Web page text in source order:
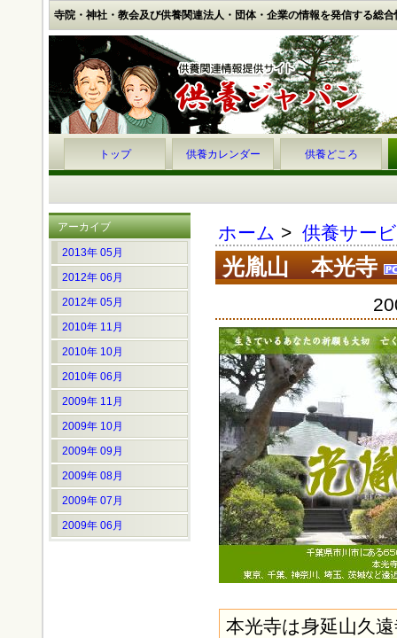
寺院・神社・教会及び供養関連法人・団体・企業の情報を発信する総
トップ 供養カレンダー 供養どころ
アーカイブ
2013年 05月
2012年 06月
2012年 05月
2010年 11月
2010年 10月
2010年 06月
2009年 11月
2009年 10月
2009年 09月
2009年 08月
2009年 07月
2009年 06月
ホーム > 供養サー
光胤山 本光寺
本光寺は身延山久